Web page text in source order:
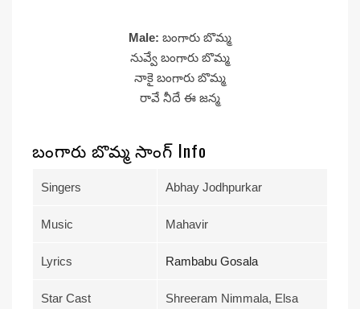
Male: బంగారు బొమ్మ
నువ్వే బంగారు బొమ్మ
నాకై బంగారు బొమ్మ
రావే నీదే ఈ జన్మ
బంగారు బొమ్మ సాంగ్ Info
Singers Abhay Jodhpurkar
Music Mahavir
Lyrics Rambabu Gosala
Star Cast
Shreeram Nimmala, Elsa